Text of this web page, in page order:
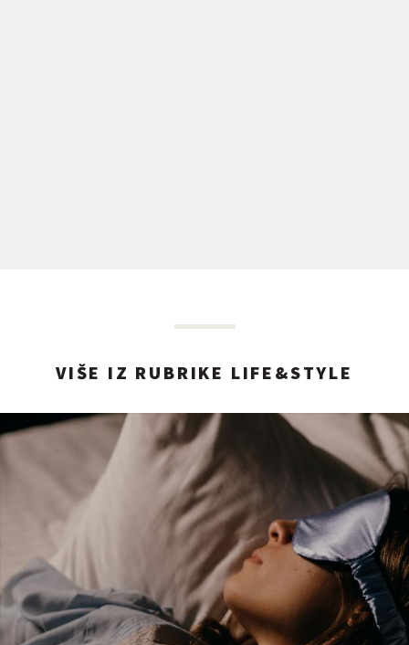
VIŠE IZ RUBRIKE LIFE&STYLE